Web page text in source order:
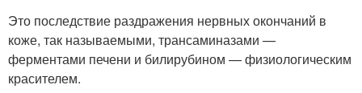
Это последствие раздражения нервных окончаний в
коже, так называемыми, трансаминазами —
ферментами печени и билирубином — физиологическим
красителем.